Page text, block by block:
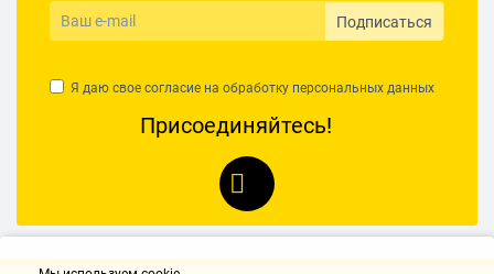
Подписаться
Я даю свое согласие на обработку персональных данных
Присоединяйтесь!